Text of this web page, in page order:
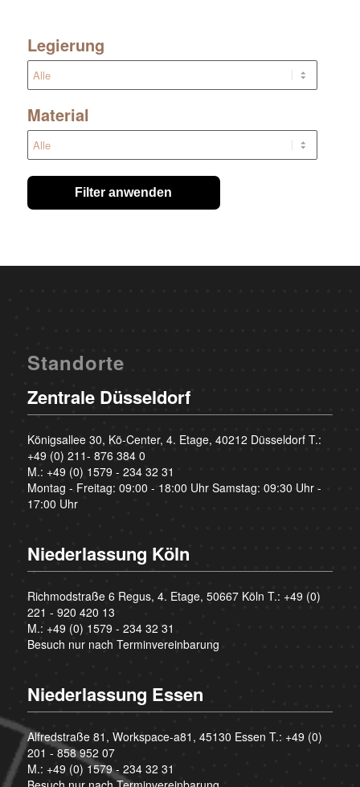
Legierung
Material
Filter anwenden
Standorte
Zentrale Düsseldorf
Königsallee 30, Kö-Center, 4. Etage, 40212 Düsseldorf T.:
+49 (0) 211- 876 384 0
M.: +49 (0) 1579 - 234 32 31
Montag - Freitag: 09:00 - 18:00 Uhr Samstag: 09:30 Uhr -
17:00 Uhr
Niederlassung Köln
Richmodstraße 6 Regus, 4. Etage, 50667 Köln T.: +49 (0)
221 - 920 420 13
M.: +49 (0) 1579 - 234 32 31
Besuch nur nach Terminvereinbarung
Niederlassung Essen
Alfredstraße 81, Workspace-a81, 45130 Essen T.: +49 (0)
201 - 858 952 07
M.: +49 (0) 1579 - 234 32 31